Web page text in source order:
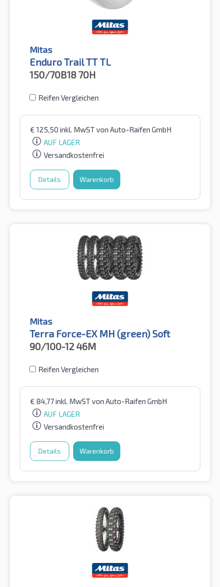
Mitas
Enduro Trail TT TL
150/70B18 70H
Reifen Vergleichen
€ 125,50 inkl. MwSTvon Auto-Raifen GmbH
AUF LAGER
Versandkostenfrei
Details Warenkorb
Mitas
Terra Force-EX MH (green) Soft
90/100-1246M
Reifen Vergleichen
€ 84,77inkl. MwSTvon Auto-Raifen GmbH
AUF LAGER
Versandkostenfrei
Details Warenkorb